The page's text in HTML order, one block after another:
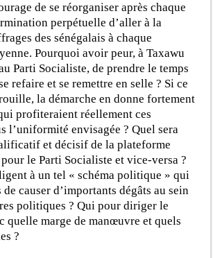
de se réorganiser après chaque
perpétuelle d’aller à la
des sénégalais à chaque
Pourquoi avoir peur, à Taxawu
Parti Socialiste, de prendre le temps
refaire et se remettre en selle ? Si ce
la démarche en donne fortement
profiteraient réellement ces
l’uniformité envisagée ? Quel sera
et décisif de la plateforme
le Parti Socialiste et vice-versa ?
à un tel «schéma politique » qui
de causer d’importants dégâts au sein
politiques ? Qui pour diriger le
quelle marge de manœuvre et quels
?